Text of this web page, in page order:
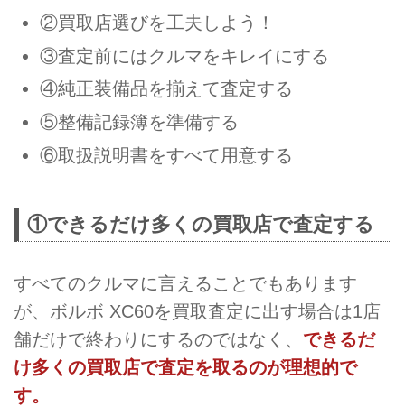
②買取店選びを工夫しよう！
③査定前にはクルマをキレイにする
④純正装備品を揃えて査定する
⑤整備記録簿を準備する
⑥取扱説明書をすべて用意する
①できるだけ多くの買取店で査定する
すべてのクルマに言えることでもあります
が、ボルボ XC60を買取査定に出す場合は1店
舗だけで終わりにするのではなく、 できるだ
け多くの買取店で査定を取るのが理想的で
す。